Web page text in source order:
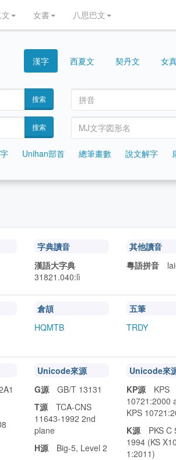
女書 八思巴文
漢字 西夏文 契丹文 女
搜索
搜索
Unihan部首 總筆畫數 說文解字
字典讀音
漢語大字典
31821.040:lì
其他讀音
粵語拼音
倉頡
HQMTB
五筆
TRDY
Unicode來源
G源GB/T 13131
T源TCA-CNS
11643-1992 2nd
plane
H源Big-5, Level 2
Unicode來
KP源KPS
10721:2000
KPS
K源PKS C
1994 (KS
1:2011)